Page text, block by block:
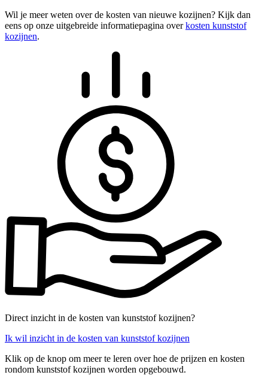
Wil je meer weten over de kosten van nieuwe kozijnen? Kijk dan
eens op onze uitgebreide informatiepagina overkosten kunststof
kozijnen.
Direct inzicht in de kosten van kunststof kozijnen?
Ik wil inzicht in de kosten van kunststof kozijnen
Klik op de knop om meer te leren over hoe de prijzen en kosten
rondom kunststof kozijnen worden opgebouwd.